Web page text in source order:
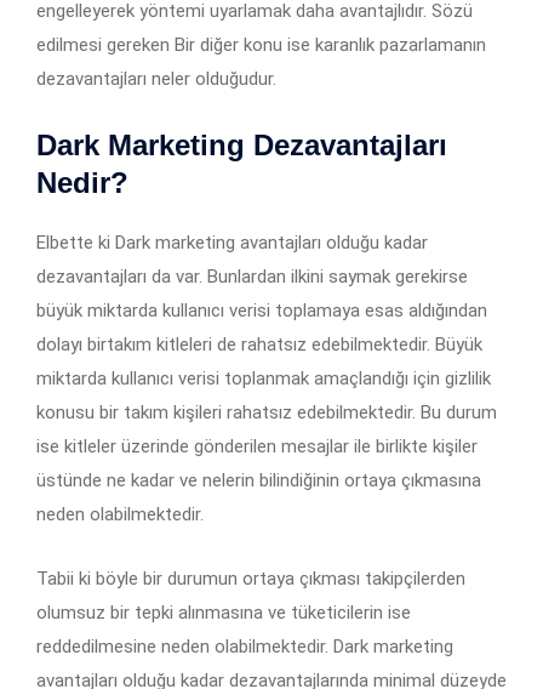
engelleyerek yöntemi uyarlamak daha avantajlıdır. Sözü
edilmesi gereken Bir diğer konu ise karanlık pazarlamanın
dezavantajları neler olduğudur.
Dark Marketing Dezavantajları
Nedir?
Elbette ki Dark marketing avantajları olduğu kadar
dezavantajları da var. Bunlardan ilkini saymak gerekirse
büyük miktarda kullanıcı verisi toplamaya esas aldığından
dolayı birtakım kitleleri de rahatsız edebilmektedir. Büyük
miktarda kullanıcı verisi toplanmak amaçlandığı için gizlilik
konusu bir takım kişileri rahatsız edebilmektedir. Bu durum
ise kitleler üzerinde gönderilen mesajlar ile birlikte kişiler
üstünde ne kadar ve nelerin bilindiğinin ortaya çıkmasına
neden olabilmektedir.
Tabii ki böyle bir durumun ortaya çıkması takipçilerden
olumsuz bir tepki alınmasına ve tüketicilerin ise
reddedilmesine neden olabilmektedir. Dark marketing
avantajları olduğu kadar dezavantajlarında minimal düzeyde